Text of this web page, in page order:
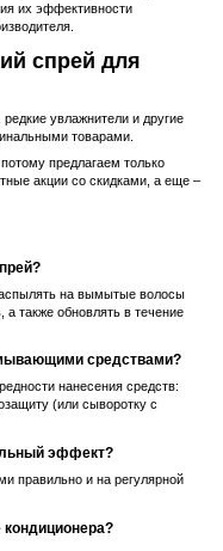
их эффективности
спрей для
увлажнители и другие
товарами.
предлагаем только
акции со скидками, а еще –
на вымытые волосы
также обновлять в течение
средствами?
нанесения средств:
(или сыворотку с
эффект?
правильно и на регулярной